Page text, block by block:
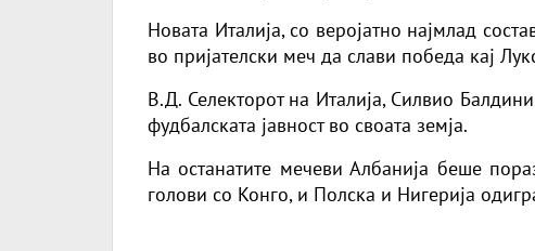
Новата Италија, со веројатно најмлад
во пријателски меч да слави победа кај
В.Д. Селекторот на Италија, Силвио
фудбалската јавност во своата земја.
На останатите мечеви Албанија беше
голови со Конго, и Полска и Нигерија